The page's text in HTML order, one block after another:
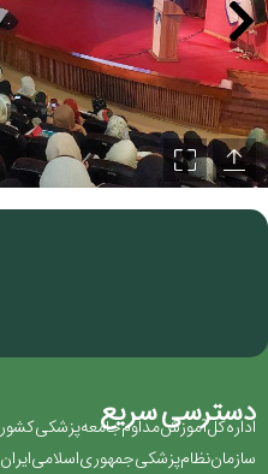
دسترسی سریع
اداره کل آموزش مداوم جامعه پزشکی کشور
سازمان نظام پزشکی جمهوری اسلامی ایران ‏